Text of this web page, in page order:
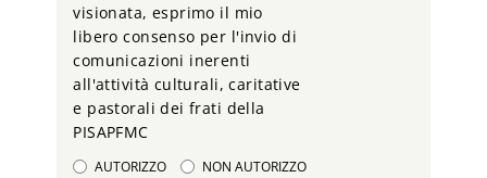
visionata, esprimo il mio
libero consenso per l'invio di
comunicazioni inerenti
all'attività culturali, caritative
e pastorali dei frati della
PISAPFMC
AUTORIZZO NON AUTORIZZO